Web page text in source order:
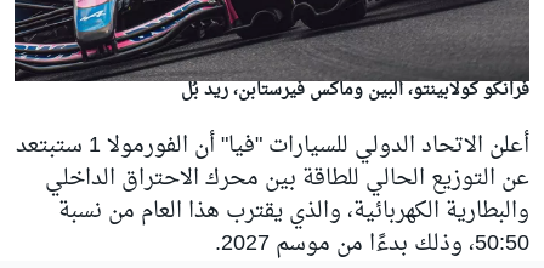
فرانكو كولابينتو، ألبين وماكس فيرستابن، ريد بُل
أعلن الاتحاد الدولي للسيارات "فيا" أن الفورمولا 1 ستبتعد
عن التوزيع الحالي للطاقة بين محرك الاحتراق الداخلي
والبطارية الكهربائية، والذي يقترب هذا العام من نسبة
50:50، وذلك بدءًا من موسم 2027.